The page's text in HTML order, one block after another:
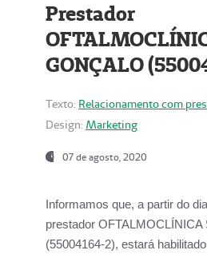
Prestador
GONÇALO
Texto: Relacionamento com
Design: Marketing
07 de agosto, 2020
Informamos que, a partir do
prestador
(55004164-2), estará